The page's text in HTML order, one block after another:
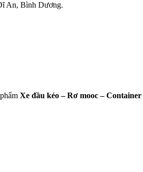
An, Bình Dương.
Xe đầu kéo – Rơ mooc – Container